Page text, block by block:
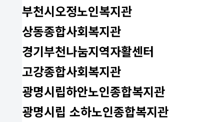
부천시오정노인복지관
상동종합사회복지관
경기부천나눔지역자활센터
고강종합사회복지관
광명시립하안노인종합복지관
광명시립 소하노인종합복지관